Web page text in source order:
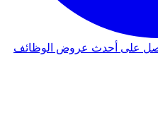
على أحدث عروض الوظائف